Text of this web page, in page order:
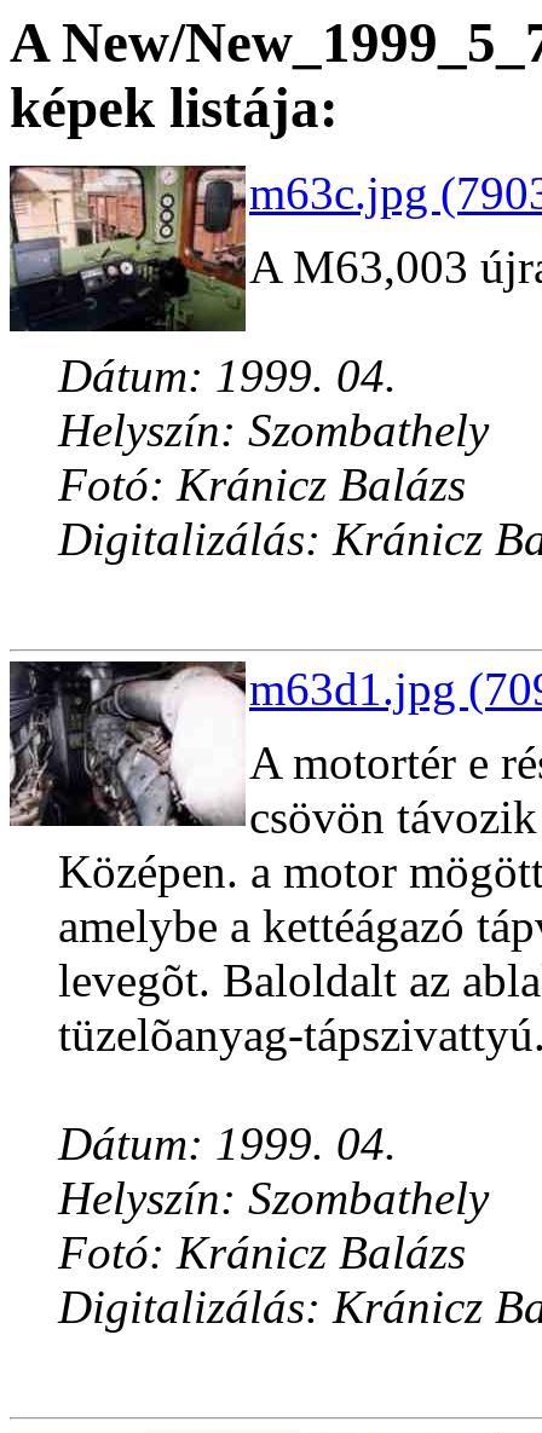
A New/
képek listája:
m63c.jpg
A M63,003
Dátum: 1999. 04.
Helyszín: Szombathely
Fotó: Kránicz Balázs
Digitalizálás: Kránicz
m63d1.jpg
A motortér e
csövön
Középen. a motor
amelybe a kettéágazó
levegõt. Baloldalt az
tüzelõanyag-
Dátum: 1999. 04.
Helyszín: Szombathely
Fotó: Kránicz Balázs
Digitalizálás: Kránicz